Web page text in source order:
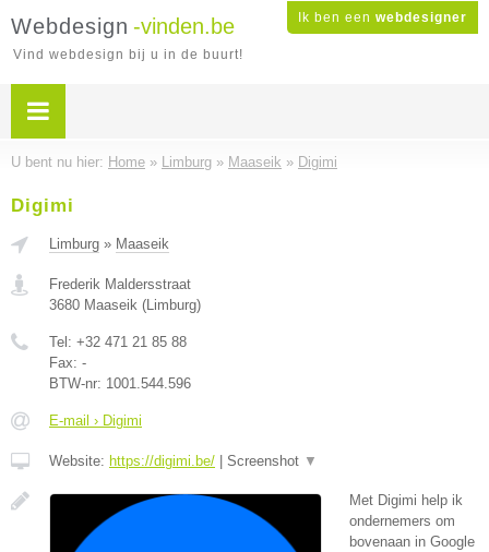
Ik ben een webdesigner
Webdesign -vinden.be
Vind webdesign bij u in de buurt!
U bent nu hier: Home » Limburg » Maaseik » Digimi
Digimi
Limburg » Maaseik
Frederik Maldersstraat
3680 Maaseik (Limburg)
Tel: +32 471 21 85 88
Fax: -
BTW-nr: 1001.544.596
E-mail › Digimi
Website: https://digimi.be/ Screenshot ▼
Met Digimi help ik
ondernemers om
bovenaan in Google